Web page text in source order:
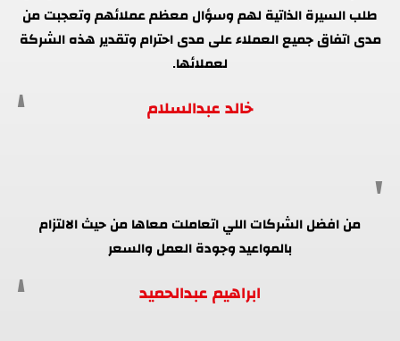
طلب السيرة الذاتية لهم وسؤال معظم عملائهم وتعجبت من
مدى اتفاق جميع العملاء على مدى احترام وتقدير هذه الشركة
لعملائها.
خالد عبدالسلام
من افضل الشركات اللي اتعاملت معاها من حيث الالتزام
بالمواعيد وجودة العمل والسعر
ابراهيم عبدالحميد